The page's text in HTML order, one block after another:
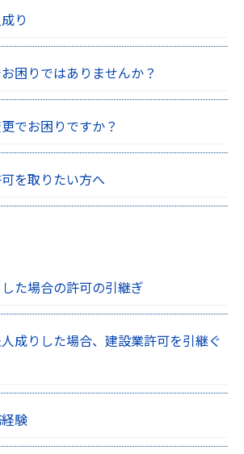
り
困りではありませんか？
でお困りですか？
を取りたい方へ
た場合の許可の引継ぎ
成りした場合、建設業許可を引継ぐ
験